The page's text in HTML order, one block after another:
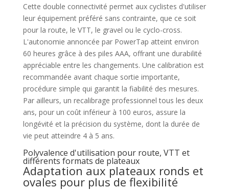
Cette double connectivité permet aux cyclistes d'utiliser
leur équipement préféré sans contrainte, que ce soit
pour la route, le VTT, le gravel ou le cyclo-cross.
L'autonomie annoncée par PowerTap atteint environ
60 heures grâce à des piles AAA, offrant une durabilité
appréciable entre les changements. Une calibration est
recommandée avant chaque sortie importante,
procédure simple qui garantit la fiabilité des mesures.
Par ailleurs, un recalibrage professionnel tous les deux
ans, pour un coût inférieur à 100 euros, assure la
longévité et la précision du système, dont la durée de
vie peut atteindre 4 à 5 ans.
Polyvalence d'utilisation pour route, VTT et
différents formats de plateaux
Adaptation aux plateaux ronds et
ovales pour plus de flexibilité